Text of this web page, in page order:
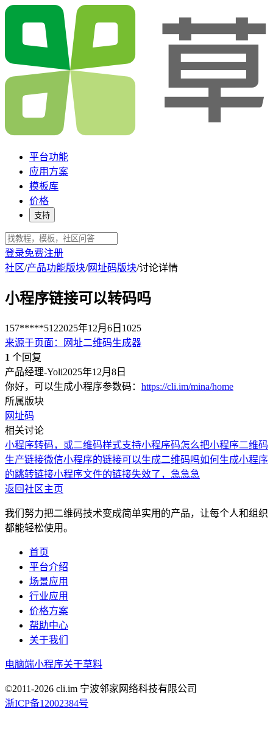
平台功能
应用方案
模板库
价格
支持
登录免费注册
社区/产品功能版块/网址码版块/讨论详情
小程序链接可以转码吗
157*****5122025年12月6日 1025
来源于页面 ：
网址二维码生成器
1 个回复
产品经理-Yoli2025年12月8日
你好，可以生成小程序参数码： https://cli.im/mina/home
所属版块
网址码
相关讨论
小程序转码，或二维码样式支持小程序码怎么把小程序二维码
生产链接微信小程序的链接可以生成二维码吗如何生成小程序
的跳转链接小程序文件的链接失效了，急急急
返回社区主页
我们努力把二维码技术变成简单实用的产品，让每个人和组织
都能轻松使用。
首页
平台介绍
场景应用
行业应用
价格方案
帮助中心
关于我们
电脑端小程序关于草料
©2011-2026 cli.im 宁波邻家网络科技有限公司
浙ICP备12002384号